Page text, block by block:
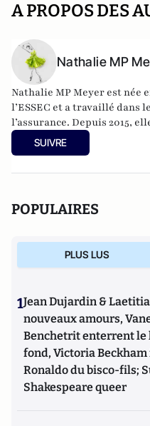
A PROPOS DES
Nathalie MP
Nathalie MP Meyer est née
l’ESSEC et a travaillé dans
l’assurance. Depuis 2015,
avec l’objectif de faire
d’expliquer en quoi il
SUIVRE
POPULAIRES
PLUS LUS
1Jean Dujardin &
nouveaux amours,
Benchetrit enterrent le
fond, Victoria
Ronaldo du bisco-fils;
Shakespeare queer